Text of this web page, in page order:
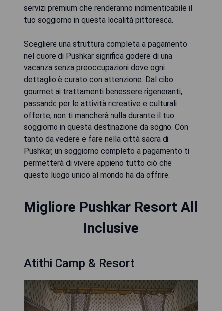
servizi premium che renderanno indimenticabile il
tuo soggiorno in questa località pittoresca.
Scegliere una struttura completa a pagamento
nel cuore di Pushkar significa godere di una
vacanza senza preoccupazioni dove ogni
dettaglio è curato con attenzione. Dal cibo
gourmet ai trattamenti benessere rigeneranti,
passando per le attività ricreative e culturali
offerte, non ti mancherà nulla durante il tuo
soggiorno in questa destinazione da sogno. Con
tanto da vedere e fare nella città sacra di
Pushkar, un soggiorno completo a pagamento ti
permetterà di vivere appieno tutto ciò che
questo luogo unico al mondo ha da offrire.
Migliore Pushkar Resort All
Inclusive
Atithi Camp & Resort